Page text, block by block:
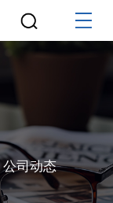
公司动态